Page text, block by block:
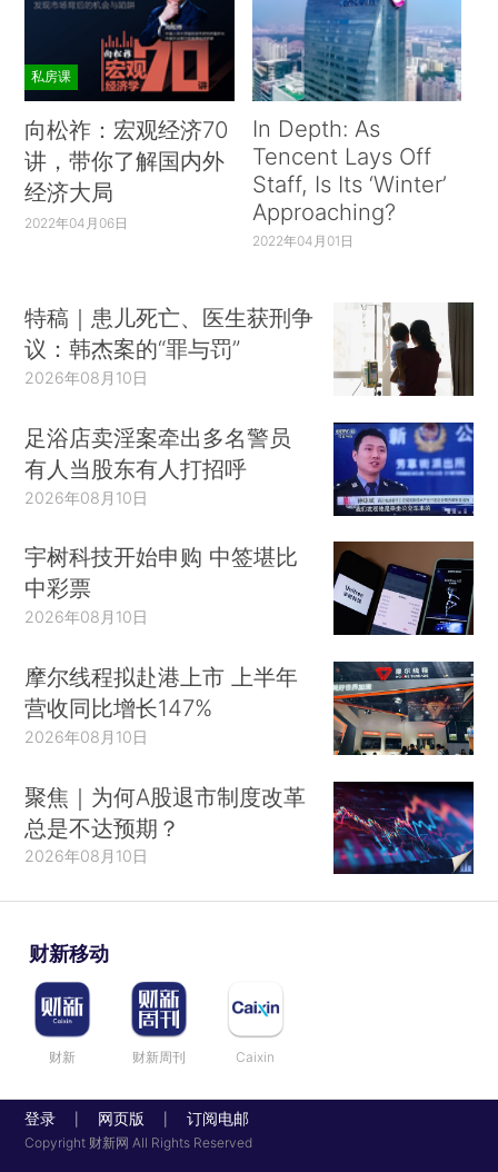
私房课
向松祚：宏观经济70
讲，带你了解国内外
经济大局
2022年04月06日
In Depth: As
Tencent Lays Off
Staff, Is Its ‘Winter’
Approaching?
2022年04月01日
特稿｜患儿死亡、医生获刑争
议：韩杰案的“罪与罚”
2026年08月10日
足浴店卖淫案牵出多名警员
有人当股东有人打招呼
2026年08月10日
宇树科技开始申购 中签堪比
中彩票
2026年08月10日
摩尔线程拟赴港上市 上半年
营收同比增长147%
2026年08月10日
聚焦｜为何A股退市制度改革
总是不达预期？
2026年08月10日
财新移动
财新 财新周刊 Caixin
登录 网页版 订阅电邮
Copyright 财新网 All Rights Reserved